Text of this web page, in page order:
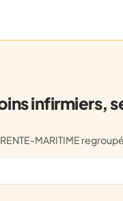
infirmiers,
MARITIME